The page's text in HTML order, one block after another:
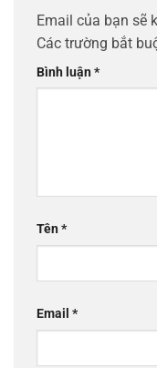
Email của bạn sẽ
Các trường bắt
Bình luận*
Tên*
Email *